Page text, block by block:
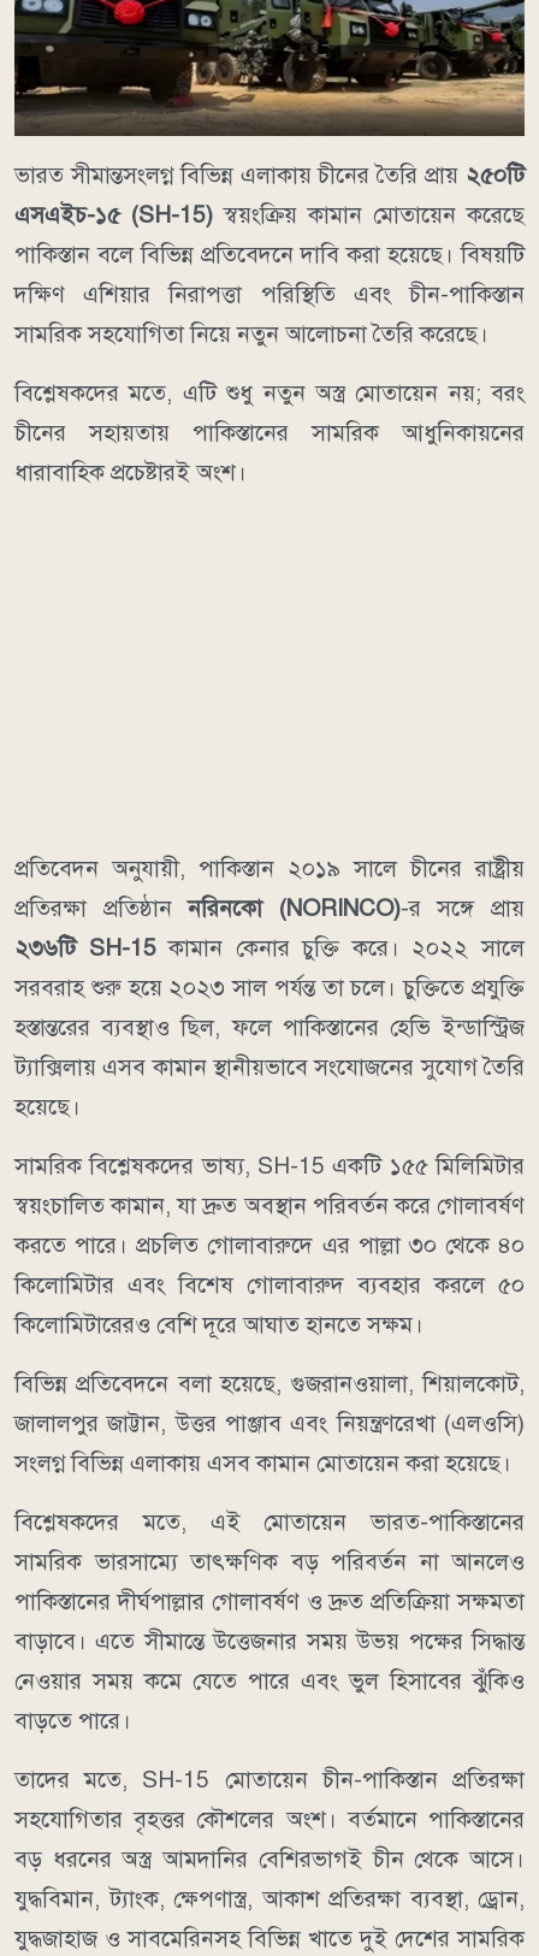
ভারত সীমান্তসংলগ্ন বিভিন্ন এলাকায় চীনের তৈরি প্রায় ২৫০টি
এসএইচ-১৫ (SH-15) স্বয়ংক্রিয় কামান মোতায়েন করেছে
পাকিস্তান বলে বিভিন্ন প্রতিবেদনে দাবি করা হয়েছে। বিষয়টি
দক্ষিণ এশিয়ার নিরাপত্তা পরিস্থিতি এবং চীন-পাকিস্তান
সামরিক সহযোগিতা নিয়ে নতুন আলোচনা তৈরি করেছে।
বিশ্লেষকদের মতে, এটি শুধু নতুন অস্ত্র মোতায়েন নয়; বরং
চীনের সহায়তায় পাকিস্তানের সামরিক আধুনিকায়নের
ধারাবাহিক প্রচেষ্টারই অংশ।
প্রতিবেদন অনুযায়ী, পাকিস্তান ২০১৯ সালে চীনের রাষ্ট্রীয়
প্রতিরক্ষা প্রতিষ্ঠাননরিনকো (NORINCO)-র সঙ্গে প্রায়
২৩৬টি SH-15কামান কেনার চুক্তি করে। ২০২২ সালে
সরবরাহ শুরু হয়ে ২০২৩ সাল পর্যন্ত তা চলে। চুক্তিতে প্রযুক্তি
হস্তান্তরের ব্যবস্থাও ছিল, ফলে পাকিস্তানের হেভি ইন্ডাস্ট্রিজ
ট্যাক্সিলায় এসব কামান স্থানীয়ভাবে সংযোজনের সুযোগ তৈরি
হয়েছে।
সামরিক বিশ্লেষকদের ভাষ্য, SH-15 একটি ১৫৫ মিলিমিটার
স্বয়ংচালিত কামান, যা দ্রুত অবস্থান পরিবর্তন করে গোলাবর্ষণ
করতে পারে। প্রচলিত গোলাবারুদে এর পাল্লা ৩০ থেকে ৪০
কিলোমিটার এবং বিশেষ গোলাবারুদ ব্যবহার করলে ৫০
কিলোমিটারেরও বেশি দূরে আঘাত হানতে সক্ষম।
বিভিন্ন প্রতিবেদনে বলা হয়েছে, গুজরানওয়ালা, শিয়ালকোট,
জালালপুর জাট্টান, উত্তর পাঞ্জাব এবং নিয়ন্ত্রণরেখা (এলওসি)
সংলগ্ন বিভিন্ন এলাকায় এসব কামান মোতায়েন করা হয়েছে।
বিশ্লেষকদের মতে, এই মোতায়েন ভারত-পাকিস্তানের
সামরিক ভারসাম্যে তাৎক্ষণিক বড় পরিবর্তন না আনলেও
পাকিস্তানের দীর্ঘপাল্লার গোলাবর্ষণ ও দ্রুত প্রতিক্রিয়া সক্ষমতা
বাড়াবে। এতে সীমান্তে উত্তেজনার সময় উভয় পক্ষের সিদ্ধান্ত
নেওয়ার সময় কমে যেতে পারে এবং ভুল হিসাবের ঝুঁকিও
বাড়তে পারে।
তাদের মতে, SH-15 মোতায়েন চীন-পাকিস্তান প্রতিরক্ষা
সহযোগিতার বৃহত্তর কৌশলের অংশ। বর্তমানে পাকিস্তানের
বড় ধরনের অস্ত্র আমদানির বেশিরভাগই চীন থেকে আসে।
যুদ্ধবিমান, ট্যাংক, ক্ষেপণাস্ত্র, আকাশ প্রতিরক্ষা ব্যবস্থা, ড্রোন,
যুদ্ধজাহাজ ও সাবমেরিনসহ বিভিন্ন খাতে দুই দেশের সামরিক